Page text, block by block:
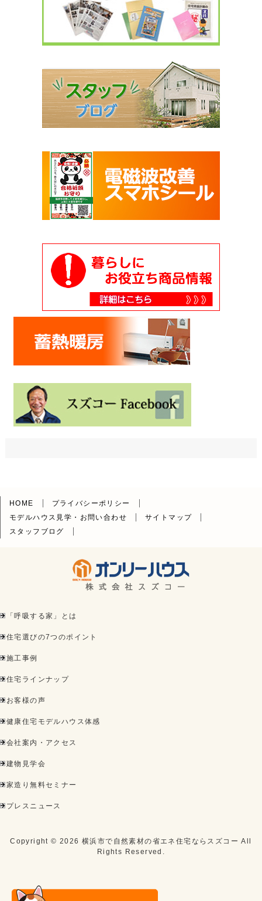
HOME
プライバシーポリシー
モデルハウス見学・お問い合わせ
サイトマップ
スタッフブログ
「呼吸する家」とは
住宅選びの7つのポイント
施工事例
住宅ラインナップ
お客様の声
健康住宅モデルハウス体感
会社案内・アクセス
建物見学会
家造り無料セミナー
プレスニュース
Copyright ©2026横浜市で自然素材の省エネ住宅ならスズコー All
Rights Reserved.